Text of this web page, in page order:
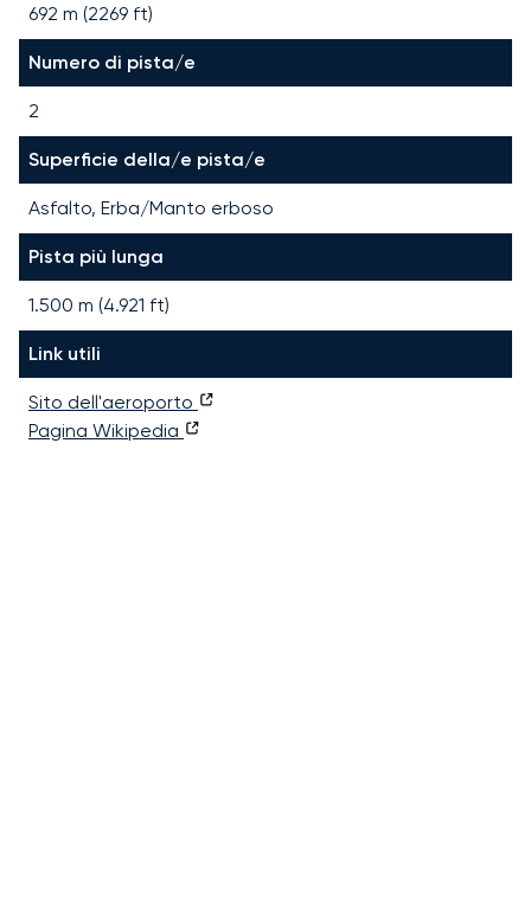
692 m (2269 ft)
Numero di pista/e
2
Superficie della/e pista/e
Asfalto, Erba/Manto erboso
Pista più lunga
1.500 m (4.921 ft)
Link utili
Sito dell'aeroporto
Pagina Wikipedia